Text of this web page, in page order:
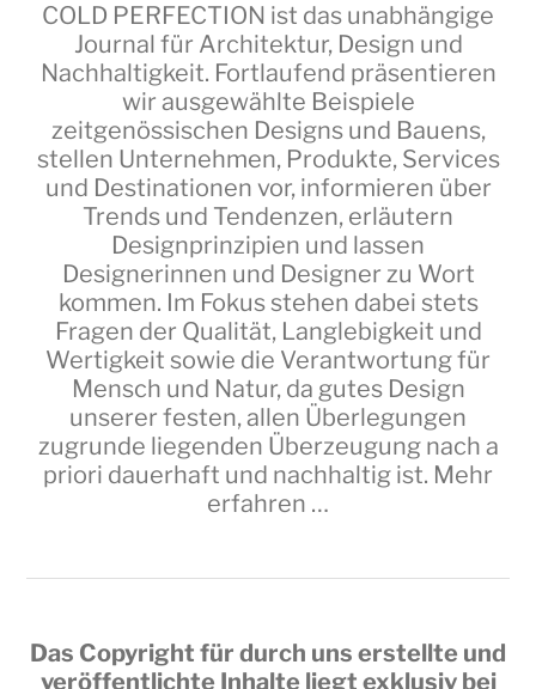
COLD PERFECTION ist das unabhängige
Journal für Architektur, Design und
Nachhaltigkeit. Fortlaufend präsentieren
wir ausgewählte Beispiele
zeitgenössischen Designs und Bauens,
stellen Unternehmen, Produkte, Services
und Destinationen vor, informieren über
Trends und Tendenzen, erläutern
Designprinzipien und lassen
Designerinnen und Designer zu Wort
kommen. Im Fokus stehen dabei stets
Fragen der Qualität, Langlebigkeit und
Wertigkeit sowie die Verantwortung für
Mensch und Natur, da gutes Design
unserer festen, allen Überlegungen
zugrunde liegenden Überzeugung nach a
priori dauerhaft und nachhaltig ist. Mehr
erfahren …
Das Copyright für durch uns erstellte und
veröffentlichte Inhalte liegt exklusiv bei